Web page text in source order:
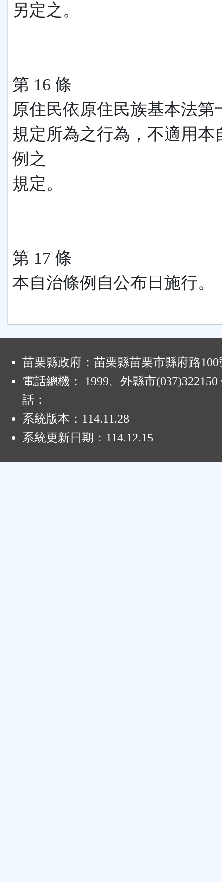
另定之。
第 16 條
原住民依原住民族基本法第
規定所為之行為，不適用本
例之
規定。
第 17 條
本自治條例自公布日施行。
苗栗縣政府：苗栗縣苗栗市縣府路100
電話總機： 1999、外縣市(037)322150
話：
系統版本： 114.11.28
系統更新日期： 114.12.15